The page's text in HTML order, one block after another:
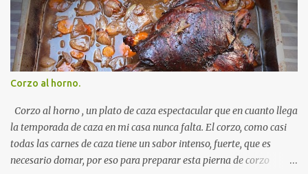
Agua . Levadura de panadería, más o menos 50 Gr. ( preguntad en
la panadería que hay levaduras más potentes) Una cucharadita de
sal . RECETA para un Pan Casero: Mezclamos la harina con la sal y
la volcamos sobre una mesa plana ( para amasar ) Disolvemos la
levadura en el agua y poco a poco la agregamos a la harina (ya
mezclados y la masa ya no se nos pegue a los dedos amasamos
durante 10 minu...
Corzo al horno.
Corzo al horno , un plato de caza espectacular que en cuanto llega
la temporada de caza en mi casa nunca falta. El corzo, como casi
todas las carnes de caza tiene un sabor intenso, fuerte, que es
necesario domar, por eso para preparar esta pierna de corzo